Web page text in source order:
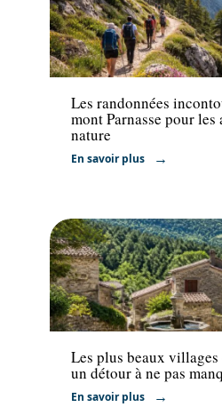
Activités
Les randonnées
mont Parnasse pour
nature
En savoir plus
Voyage
Les plus beaux villages
un détour à ne pas
En savoir plus